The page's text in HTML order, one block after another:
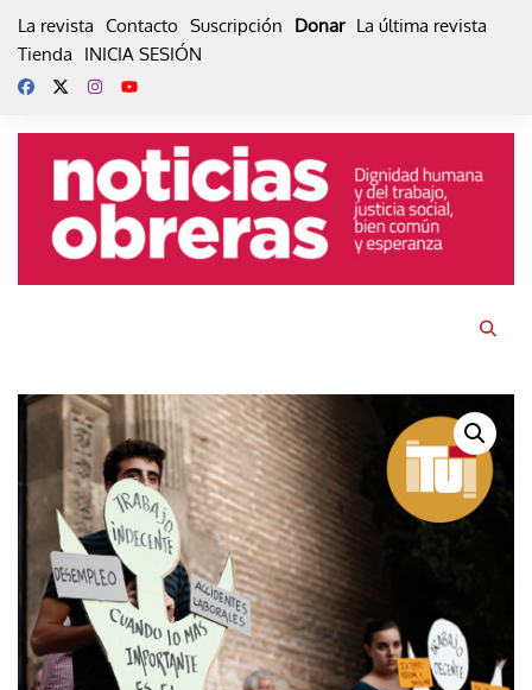
La revista Contacto Suscripción Donar La última revista
Tienda
INICIA SESIÓN